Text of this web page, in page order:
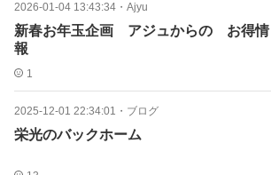
2026-01-04 13:43:34 ・ Ajyu
新春お年玉企画 アジュからの お得情
報
1
2025-12-01 22:34:01 ・ ブログ
栄光のバックホーム